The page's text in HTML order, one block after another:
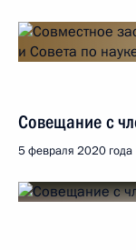
Совещание с
5 февраля 2020 года